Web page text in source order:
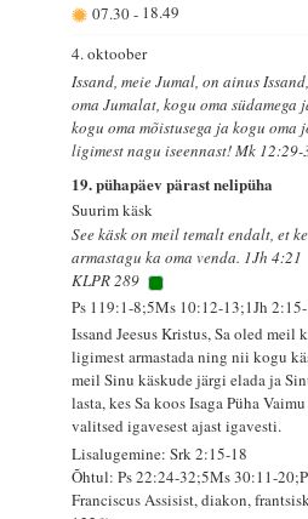
07.30- 18.49
4. oktoober
Issand, meie Jumal, on ainus
oma Jumalat, kogu oma südamega
kogu oma mõistusega ja kogu oma
ligimest nagu iseennast! Mk 12:29-
19. pühapäev pärast nelipüha
Suurim käsk
See käsk on meil temalt endalt, et
armastagu ka oma venda. 1Jh 4:21
KLPR 289
Ps 119:1-8;5Ms 10:12-13;1Jh
Issand Jeesus Kristus, Sa oled meil
ligimest armastada ning nii kogu
meil Sinu käskude järgi elada ja
lasta, kes Sa koos Isaga Püha
valitsed igavesest ajast igavesti.
Lisalugemine: Srk 2:15-18
Õhtul: Ps 22:24-32;5Ms 30:11-
Franciscus Assisist, diakon,